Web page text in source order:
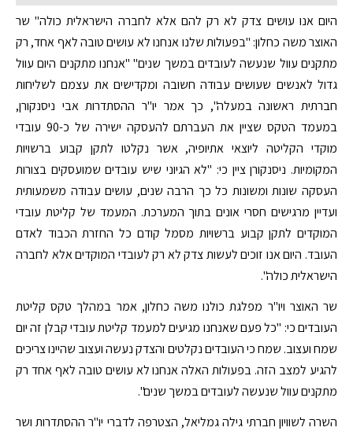
היום אנו עושים צדק לא רק להם אלא לחברה הישראלית כולה" שר
האוצר משה כחלון: "בפעולות שלנו אנחנו לא עושים טובה לאף אחד, רק
מתקנים עוול שנעשה לעובדים במשך שנים" "אנחנו מתקנים היום עוול
גדול לאנשים שעושים עבודה חשובה ומקדישים את עצמם לשליחות
חברתית ראשונה במעלה", כך אמר יו"ר ההסתדרות אבי ניסנקורן,
במעמד הטקס שציין את העברתם להעסקה ישירה של כ-90 עובדי
מוקדי הקליטה ליוצאי אתיופיה, אשר נקלטו לתקן קבוע ברשויות
המקומיות. ניסנקורן ציין כי: "לא הגיוני שיש עובדים שמועסקים בצורות
העסקה שונות ומשונות כל כך הרבה שנים, עושים עבודה משמעותית
ועדיין מרגישים חסרי אונים בתוך המערכת. המעמד של קליטת עובדי
המוקדים לתקן קבוע ברשויות מסמל קודם כל החזרת הכבוד לאדם
העובד. היום אנו זוכים לעשות צדק לא רק לעובדי המוקדים אלא לחברה
הישראלית כולה".
שר האוצר ויו"ר מפלגת כולנו משה כחלון, אמר במהלך טקס קליטת
העובדים כי: "כל פעם שאנחנו מגיעים למעמד קליטת עובדי קבלן זה יום
שמח ועצוב. שמח כי העובדים נקלטים והצדק נעשה ועצוב שהיינו צריכים
להגיע למצב הזה. בפעולות האלה אנחנו לא עושים טובה לאף אחד רק
מתקנים עוול שנעשה לעובדים במשך שנים".
השרה לשוויון חברתי גילה גמליאל, הצטרפה לדברי יו"ר ההסתדרות ושר